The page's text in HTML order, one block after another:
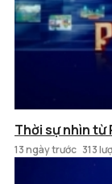
Thời sự nhìn từ
13 ngày trước 313